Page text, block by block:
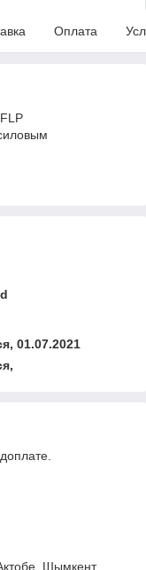
Оплата
01.07.2021
Шымкент,